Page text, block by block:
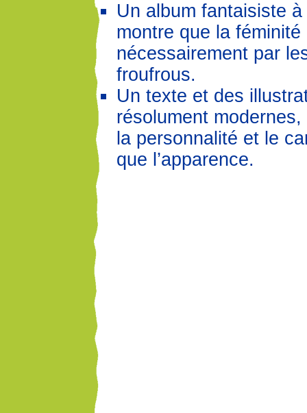
Un album fantaisiste
montre que la
nécessairement par
froufrous.
Un texte et des
résolument
la personnalité et le
que l’apparence.